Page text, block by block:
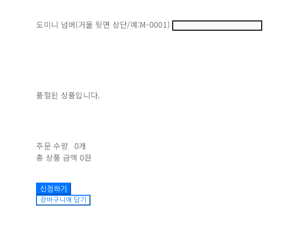
도미니 넘버(거울 뒷면 상단/예:M-0001)
품절된 상품입니다.
주문 수량 0개
총 상품 금액 0원
장바구니에 담기